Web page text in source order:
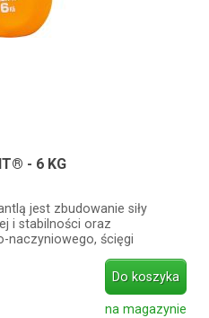
- 6 KG
jest zbudowanie siły
i stabilności oraz
naczyniowego, ścięgi
Do koszyka
na magazynie